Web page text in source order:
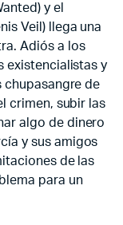
y el
Veil) llega una
Adiós a los
existencialistas y
chupasangre de
crimen, subir las
algo de dinero
y sus amigos
de las
para un